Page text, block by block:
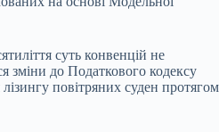
суть конвенцій не
зміни до Податкового кодексу
повітряних суден протягом